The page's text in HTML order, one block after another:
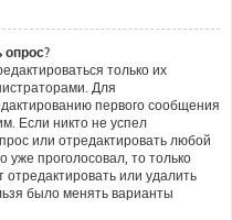
опрос?
только их
Для
первого сообщения
Если никто не успел
или отредактировать любой
уже проголосовал, то только
или удалить
было менять варианты